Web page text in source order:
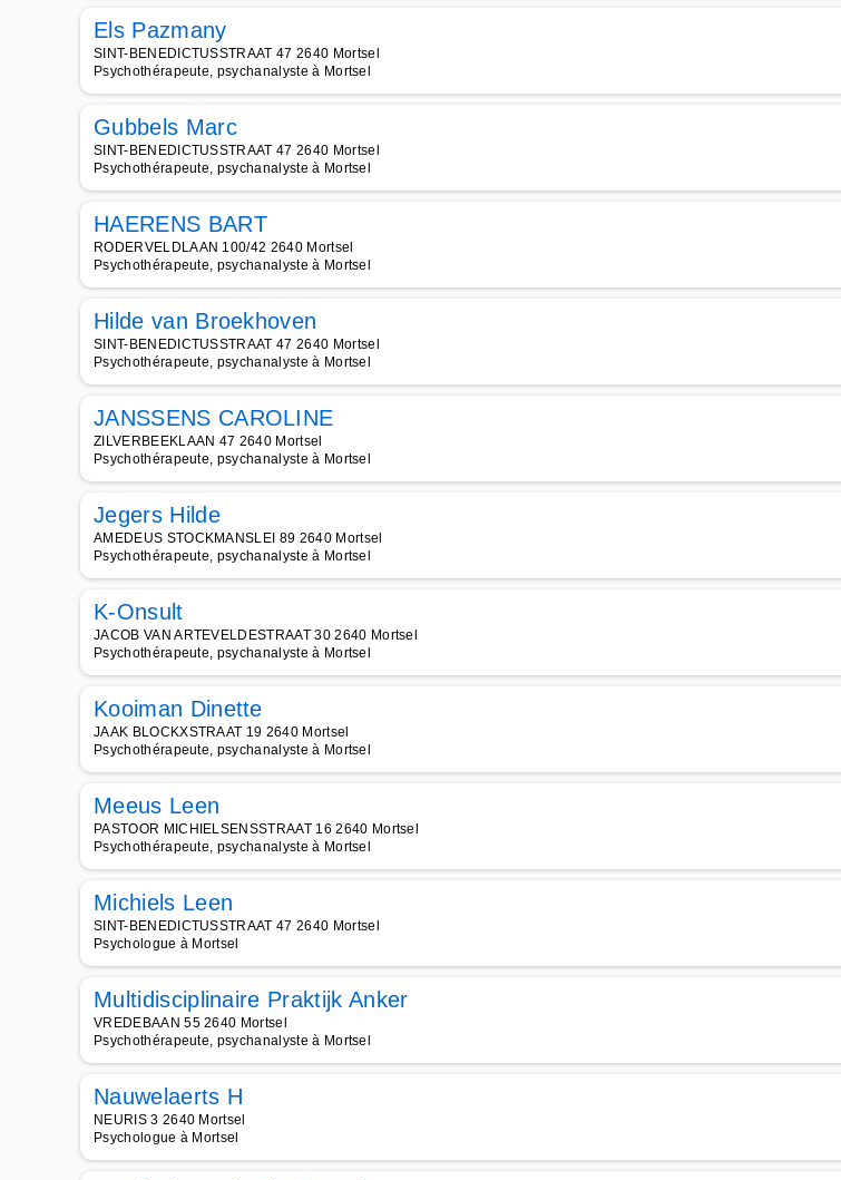
Els Pazmany
SINT-BENEDICTUSSTRAAT 47 2640 Mortsel
Psychothérapeute, psychanalyste à Mortsel
Gubbels Marc
SINT-BENEDICTUSSTRAAT 47 2640 Mortsel
Psychothérapeute, psychanalyste à Mortsel
HAERENS BART
RODERVELDLAAN 100/42 2640 Mortsel
Psychothérapeute, psychanalyste à Mortsel
Hilde van Broekhoven
SINT-BENEDICTUSSTRAAT 47 2640 Mortsel
Psychothérapeute, psychanalyste à Mortsel
JANSSENS CAROLINE
ZILVERBEEKLAAN 47 2640 Mortsel
Psychothérapeute, psychanalyste à Mortsel
Jegers Hilde
AMEDEUS STOCKMANSLEI 89 2640 Mortsel
Psychothérapeute, psychanalyste à Mortsel
K-Onsult
JACOB VAN ARTEVELDESTRAAT 30 2640 Mortsel
Psychothérapeute, psychanalyste à Mortsel
Kooiman Dinette
JAAK BLOCKXSTRAAT 19 2640 Mortsel
Psychothérapeute, psychanalyste à Mortsel
Meeus Leen
PASTOOR MICHIELSENSSTRAAT 16 2640 Mortsel
Psychothérapeute, psychanalyste à Mortsel
Michiels Leen
SINT-BENEDICTUSSTRAAT 47 2640 Mortsel
Psychologue à Mortsel
Multidisciplinaire Praktijk Anker
VREDEBAAN 55 2640 Mortsel
Psychothérapeute, psychanalyste à Mortsel
Nauwelaerts H
NEURIS 3 2640 Mortsel
Psychologue à Mortsel